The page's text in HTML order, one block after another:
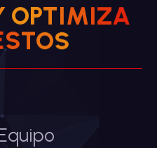
OPTIMIZA
STOS